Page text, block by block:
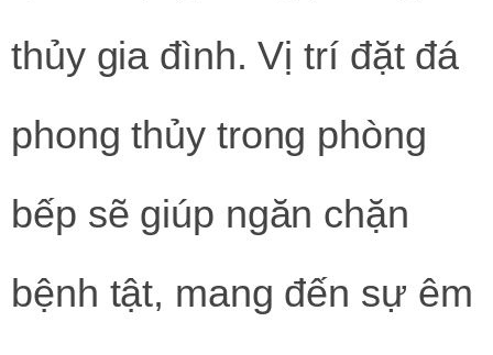
thủy gia đình. Vị trí đặt đá
phong thủy trong phòng
bếp sẽ giúp ngăn chặn
bệnh tật, mang đến sự êm